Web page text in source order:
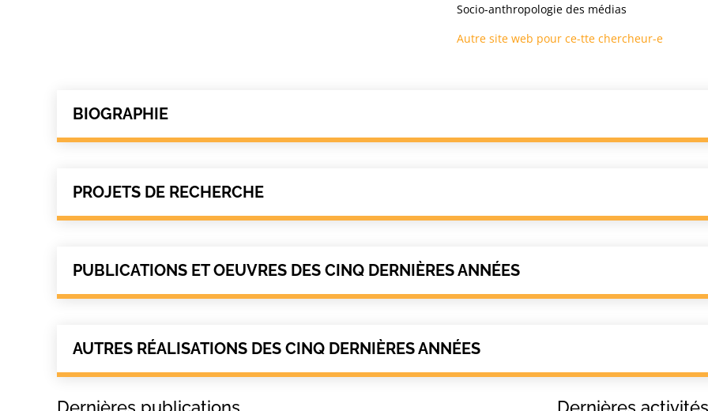
Socio-anthropologie des médias
Autre site web pour ce-tte chercheur-e
BIOGRAPHIE
PROJETS DE RECHERCHE
PUBLICATIONS ET OEUVRES DES CINQ DERNIÈRES ANNÉES
AUTRES RÉALISATIONS DES CINQ DERNIÈRES ANNÉES